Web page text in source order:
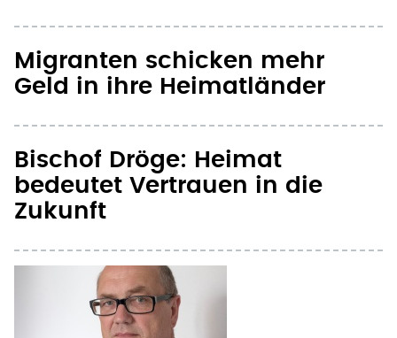
Migranten schicken mehr
Geld in ihre Heimatländer
Bischof Dröge: Heimat
bedeutet Vertrauen in die
Zukunft